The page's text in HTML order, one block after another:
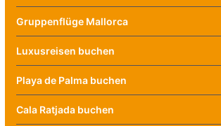
Gruppenflüge Mallorca
Luxusreisen buchen
Playa de Palma buchen
Cala Ratjada buchen